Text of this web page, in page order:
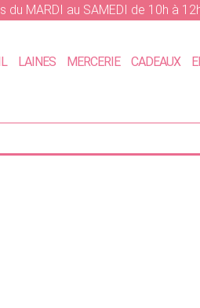
du MARDI au SAMEDI de 10h à
LAINES MERCERIE CADEAUX